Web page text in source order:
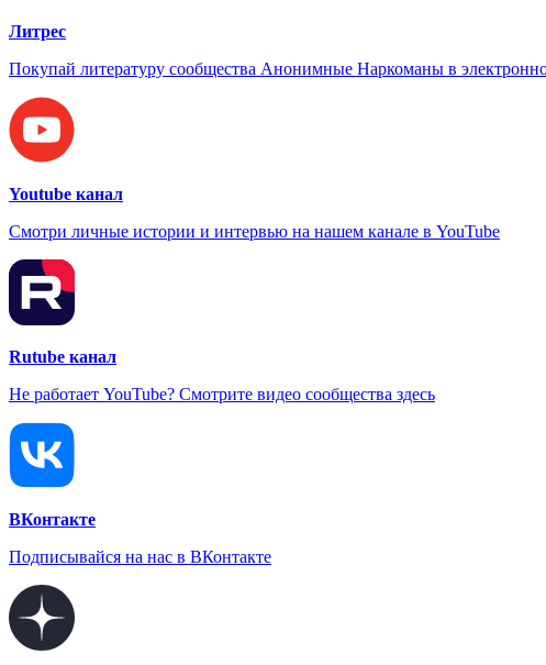
Литрес
Покупай литературу сообщества Анонимные Наркоманы в
Youtube канал
Смотри личные истории и интервью на нашем канале в YouTube
Rutube канал
Не работает YouTube? Смотрите видео сообщества здесь
ВКонтакте
Подписывайся на нас в ВКонтакте